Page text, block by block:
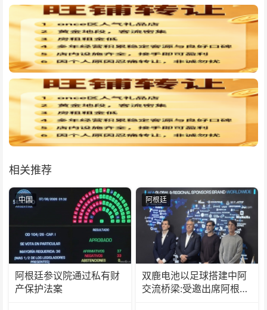
相关推荐
中国
阿根廷参议院通过私有财
产保护法案
阿根廷
双鹿电池以足球搭建中阿
交流桥梁:受邀出席阿根廷